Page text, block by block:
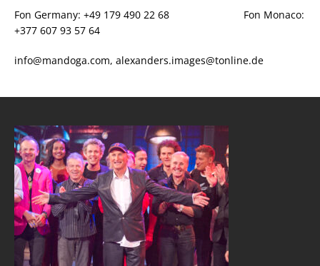
Fon Germany: +49 179 490 22 68 Fon Monaco:
+377 607 93 57 64
info@mandoga.com, alexanders.images@tonline.de